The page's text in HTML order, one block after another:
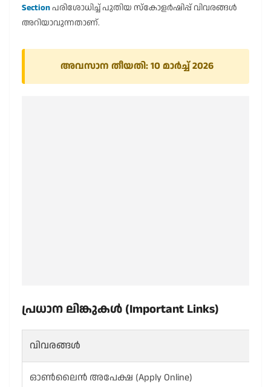
Sectionപരിശോധിച്ച് പുതിയ സ്കോളർഷിപ്പ് വിവരങ്ങൾ
അറിയാവുന്നതാണ്.
അവസാന തീയതി: 10 മാർച്ച് 2026
പ്രധാന ലിങ്കുകൾ (Important Links)
വിവരങ്ങൾ
ഓൺലൈൻ അപേക്ഷ (Apply Online)